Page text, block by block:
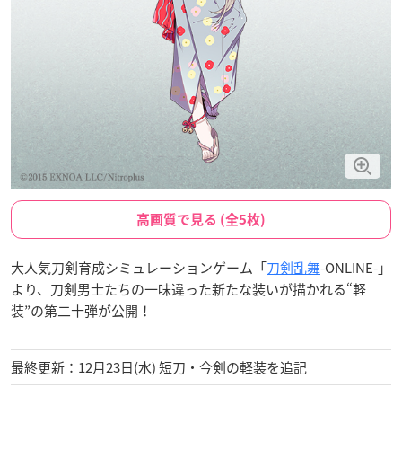
高画質で見る (全5枚)
大人気刀剣育成シミュレーションゲーム「刀剣乱舞-ONLINE-」
より、刀剣男士たちの一味違った新たな装いが描かれる“軽
装”の第二十弾が公開！
最終更新：12月23日(水) 短刀・今剣の軽装を追記